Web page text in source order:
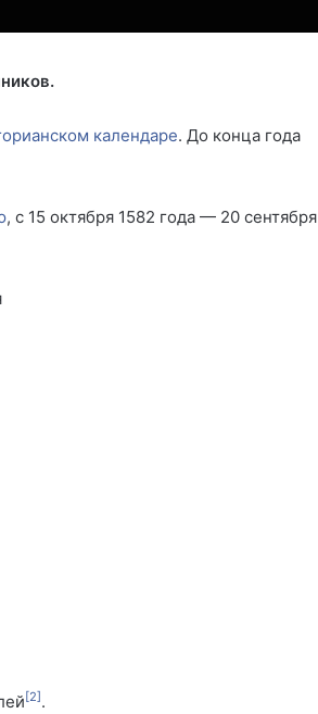
календаре. До конца года
, с 15 октября 1582 года — 20 сентября
[2] .